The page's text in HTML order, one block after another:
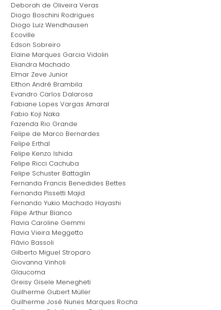
Deborah de Oliveira Veras
Diogo Boschini Rodrigues
Diogo Luiz Wendhausen
Ecoville
Edson Sobreiro
Elaine Marques Garcia Vidolin
Eliandra Machado
Elmar Zeve Junior
Elthon André Brambila
Evandro Carlos Dalarosa
Fabiane Lopes Vargas Amaral
Fabio Koji Naka
Fazenda Rio Grande
Felipe de Marco Bernardes
Felipe Erthal
Felipe Kenzo Ishida
Felipe Ricci Cachuba
Felipe Schuster Battaglin
Fernanda Francis Benedides Bettes
Fernanda Pissetti Majid
Fernando Yukio Machado Hayashi
Filipe Arthur Bianco
Flavia Caroline Gemmi
Flavia Vieira Meggetto
Flávio Bassoli
Gilberto Miguel Stroparo
Giovanna Vinholi
Glaucoma
Greisy Gisele Menegheti
Guilherme Gubert Müller
Guilherme José Nunes Marques Rocha